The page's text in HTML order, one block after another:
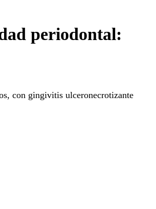
y estética
periodontal:
con gingivitis ulceronecrotizante